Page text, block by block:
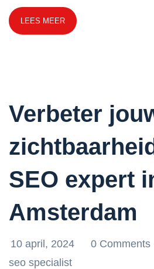
LEES MEER
Verbeter
SEO expert
Amsterdam
10 april, 2024 0 Comments
seo specialist